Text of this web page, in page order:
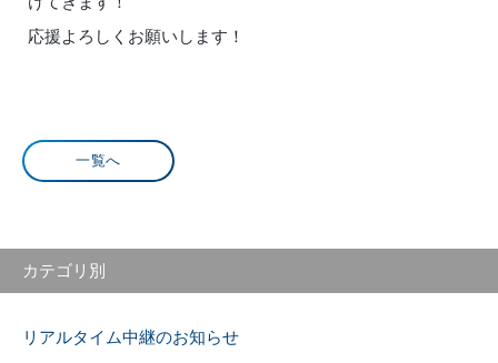
応援よろしくお願いします！
一覧へ
カテゴリ別
リアルタイム中継のお知らせ